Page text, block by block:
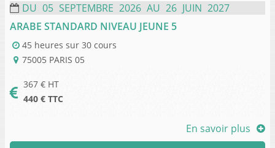
DU 05 SEPTEMBRE 2026 AU 26 JUIN 2027
ARABE STANDARD NIVEAU JEUNE 5
45 heures sur 30 cours
75005 PARIS 05
367 € HT
440 € TTC
En savoir plus